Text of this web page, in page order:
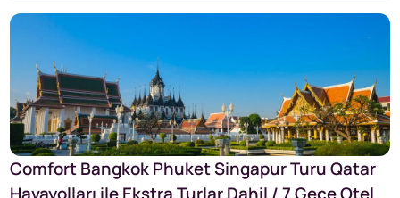
Comfort Bangkok Phuket Singapur Turu Qatar
Havayolları ile Ekstra Turlar Dahil / 7 Gece Otel